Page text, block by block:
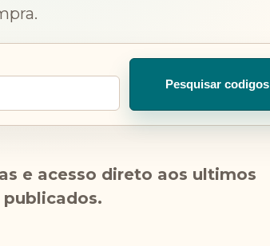
Pesquisar codigos
e acesso direto aos ultimos